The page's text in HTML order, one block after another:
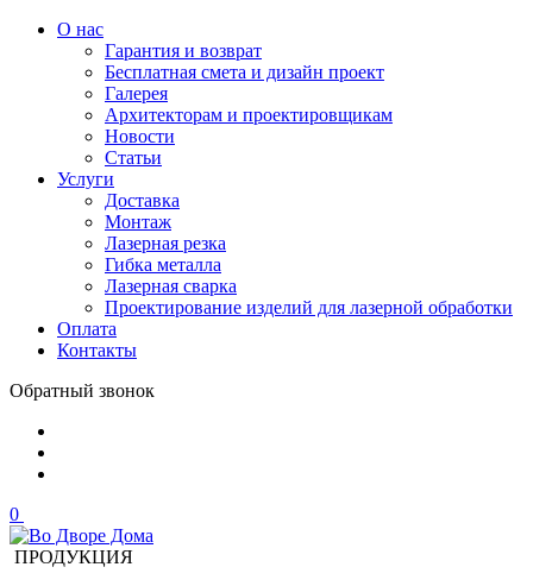
О нас
Гарантия и возврат
Бесплатная смета и дизайн проект
Галерея
Архитекторам и проектировщикам
Новости
Статьи
Услуги
Доставка
Монтаж
Лазерная резка
Гибка металла
Лазерная сварка
Проектирование изделий для лазерной обработки
Оплата
Контакты
Обратный звонок
0
ПРОДУКЦИЯ